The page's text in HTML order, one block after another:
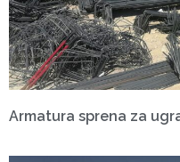
Armatura sprena za